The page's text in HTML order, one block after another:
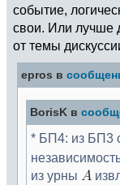
событие,
свои. Или лучше
от темы
epros в
BorisK в
* БП4: из БП3
из урны